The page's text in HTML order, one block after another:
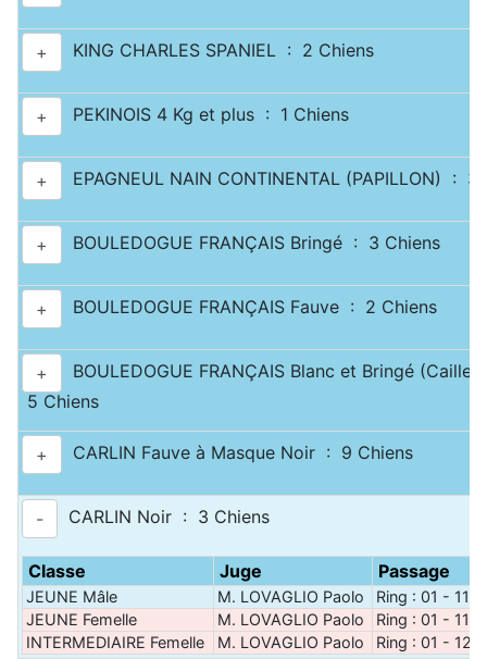
+ KING CHARLES SPANIEL : 2 Chiens
+ PEKINOIS 4 Kg et plus : 1 Chiens
+ EPAGNEUL NAIN CONTINENTAL (PAPILLON) : 3
+ BOULEDOGUE FRANÇAIS Bringé : 3 Chiens
+ BOULEDOGUE FRANÇAIS Fauve : 2 Chiens
+
BOULEDOGUE FRANÇAIS Blanc et Bringé
5 Chiens
+ CARLIN Fauve à Masque Noir : 9 Chiens
- CARLIN Noir : 3 Chiens
Classe Juge Passage
JEUNE Mâle M. LOVAGLIO Paolo
Ring : 01 - 11
JEUNE Femelle
M. LOVAGLIO Paolo
Ring : 01 - 11
INTERMEDIAIRE Femelle
M. LOVAGLIO Paolo Ring : 01 - 12